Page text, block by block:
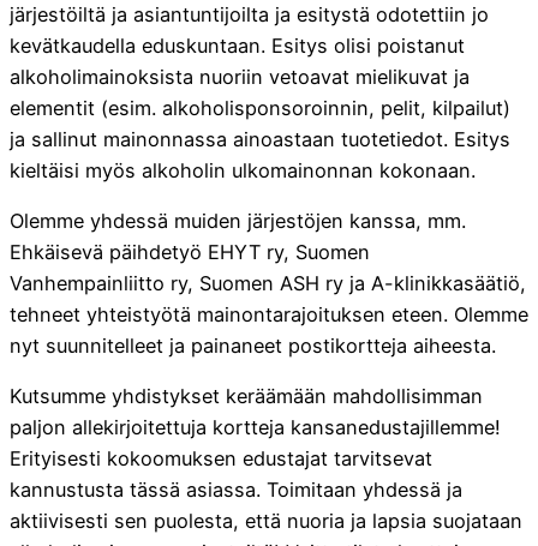
järjestöiltä ja asiantuntijoilta ja esitystä odotettiin jo
kevätkaudella eduskuntaan. Esitys olisi poistanut
alkoholimainoksista nuoriin vetoavat mielikuvat ja
elementit (esim. alkoholisponsoroinnin, pelit, kilpailut)
ja sallinut mainonnassa ainoastaan tuotetiedot. Esitys
kieltäisi myös alkoholin ulkomainonnan kokonaan.
Olemme yhdessä muiden järjestöjen kanssa, mm.
Ehkäisevä päihdetyö EHYT ry, Suomen
Vanhempainliitto ry, Suomen ASH ry ja A-klinikkasäätiö,
tehneet yhteistyötä mainontarajoituksen eteen. Olemme
nyt suunnitelleet ja painaneet postikortteja aiheesta.
Kutsumme yhdistykset keräämään mahdollisimman
paljon allekirjoitettuja kortteja kansanedustajillemme!
Erityisesti kokoomuksen edustajat tarvitsevat
kannustusta tässä asiassa. Toimitaan yhdessä ja
aktiivisesti sen puolesta, että nuoria ja lapsia suojataan